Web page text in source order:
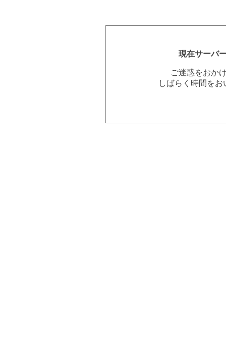
現在サーバ
ご迷惑をおか
しばらく時間を